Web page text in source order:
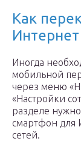
Как
Иногда
мобильной
через меню
«Настройки
разделе
смартфон для
сетей.